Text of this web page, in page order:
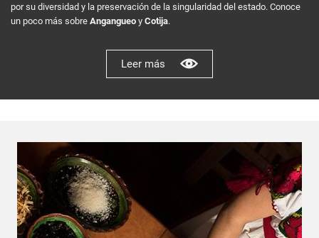
por su diversidad y la preservación de la singularidad del estado. Conoce
un poco más sobre Angangueo y Cotija.
Leer más